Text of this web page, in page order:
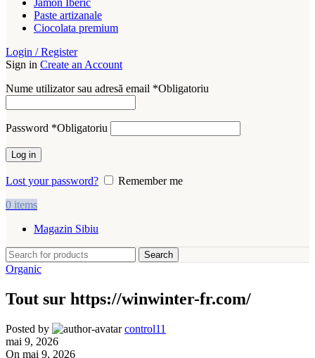
Jamon Iberic
Paste artizanale
Ciocolata premium
Login / Register
Sign in Create an Account
Nume utilizator sau adresă email *Obligatoriu
Password *Obligatoriu
Log in
Lost your password?
Remember me
0 items
Magazin Sibiu
Search
Organic
Tout sur https://winwinter-fr.com/
Posted by
control11
mai 9, 2026
On mai 9, 2026